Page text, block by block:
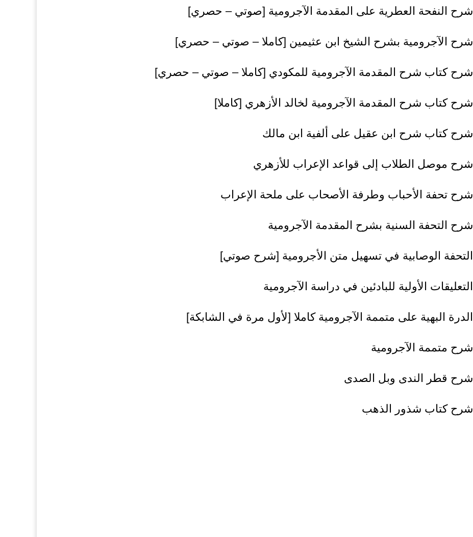
شرح النفحة العطرية على المقدمة الآجرومية [صوتي – حصري]
شرح الآجرومية بشرح الشيخ ابن عثيمين [كاملا – صوتي – حصري]
شرح كتاب شرح المقدمة الآجرومية للمكودي [كاملا – صوتي – حصري]
شرح كتاب شرح المقدمة الآجرومية لخالد الأزهري [كاملا]
شرح كتاب شرح ابن عقيل على ألفية ابن مالك
شرح موصل الطلاب إلى قواعد الإعراب للأزهري
شرح تحفة الأحباب وطرفة الأصحاب على ملحة الإعراب
شرح التحفة السنية بشرح المقدمة الآجرومية
التحفة الوصابية في تسهيل متن الأجرومية [شرح صوتي]
التعليقات الأولية للبادئين في دراسة الآجرومية
الدرة البهية على متممة الآجرومية كاملا [لأول مرة في الشابكة]
شرح متممة الآجرومية
شرح قطر الندى وبل الصدى
شرح كتاب شذور الذهب